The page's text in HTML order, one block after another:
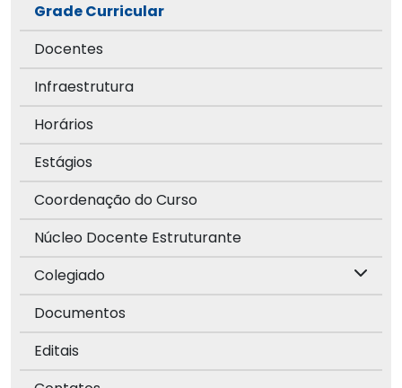
Grade Curricular
Docentes
Infraestrutura
Horários
Estágios
Coordenação do Curso
Núcleo Docente Estruturante
Colegiado
Documentos
Editais